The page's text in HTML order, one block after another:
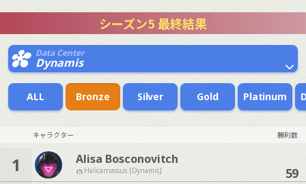
シーズン5 最終結果
Data Center
Dynamis
ALL Bronze Silver Gold Platinum
キャラクター 勝利数
1 Alisa Bosconovitch
Halicarnassus [Dynamis] 59